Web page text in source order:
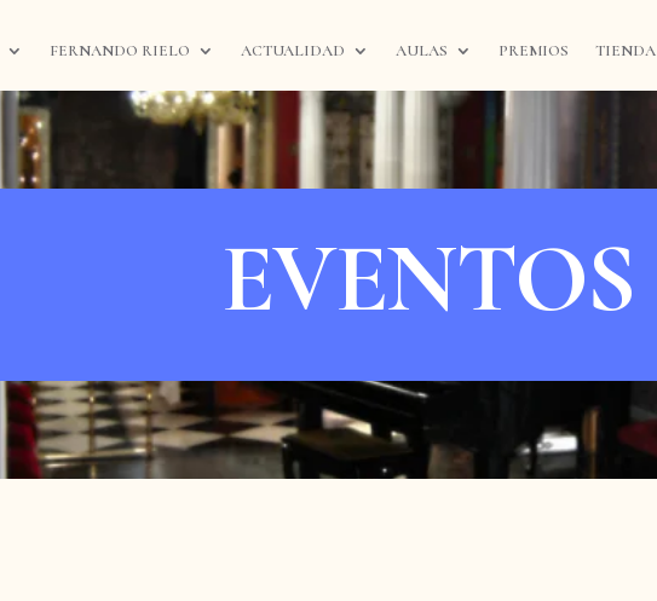
FERNANDO RIELO ACTUALIDAD AULAS PREMIOS TIENDA
EVENTOS